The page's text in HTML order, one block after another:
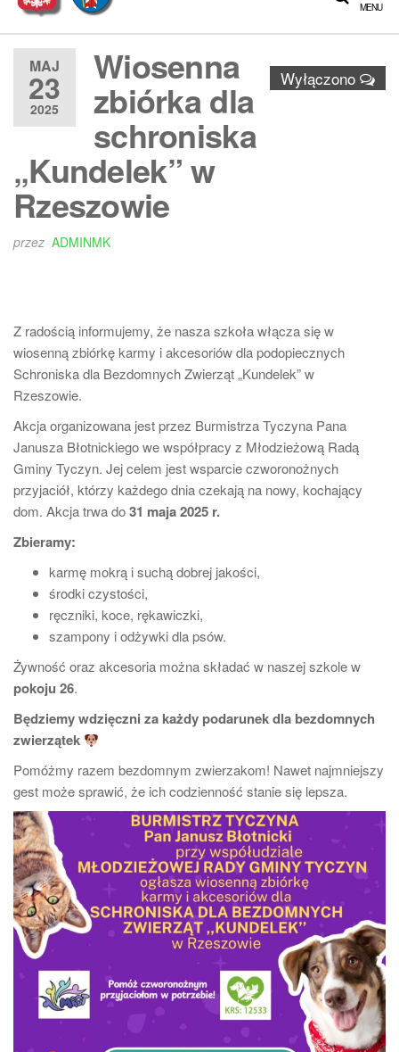
Podstawowa
im. Św.
Królowej
Jadwigi w
Hermanowej
im. Św.
Królowej
Jadwigi w
Hermanowej
MENU
MAJ
23
2025
Wyłączono
Wiosenna
zbiórka dla
schroniska
„Kundelek” w
Rzeszowie
przez ADMINMK
Z radością informujemy, że nasza szkoła włącza się w
wiosenną zbiórkę karmy i akcesoriów dla podopiecznych
Schroniska dla Bezdomnych Zwierząt „Kundelek” w
Rzeszowie.
Akcja organizowana jest przez Burmistrza Tyczyna Pana
Janusza Błotnickiego we współpracy z Młodzieżową Radą
Gminy Tyczyn. Jej celem jest wsparcie czworonożnych
przyjaciół, którzy każdego dnia czekają na nowy, kochający
dom. Akcja trwa do31 maja 2025 r.
Zbieramy:
karmę mokrą i suchą dobrej jakości,
środki czystości,
ręczniki, koce, rękawiczki,
szampony i odżywki dla psów.
Żywność oraz akcesoria można składać w naszej szkole w
pokoju 26.
Będziemy wdzięczni za każdy podarunek dla bezdomnych
zwierzątek
Pomóżmy razem bezdomnym zwierzakom! Nawet najmniejszy
gest może sprawić, że ich codzienność stanie się lepsza.